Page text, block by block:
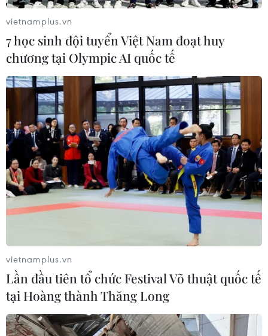
Italy: Số người nhiễm bệnh COVID-19
vượt qua con số 100
23/02/2020 10:20
Ngày 23/2, số ca nhiễm bệnh COVID-19 ở vùng
Lombardy của Italy đã tăng lên 89 người, nâng tổng số
người nhiễm bệnh viêm đường hô hấp cấp này ở Italy
lên hơn 100 người.
vietnamplus.vn
7 học sinh đội tuyển Việt Nam đoạt huy
chương tại Olympic AI quốc tế
vietnamplus.vn
Lần đầu tiên tổ chức Festival Võ thuật quốc tế
tại Hoàng thành Thăng Long